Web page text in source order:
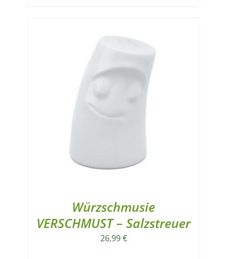
Würzschmusie
VERSCHMUST – Salzstreuer
26,99€